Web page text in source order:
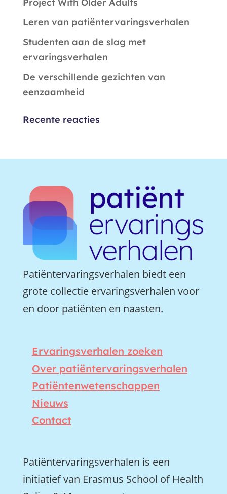
Project With Older Adults
Leren van patiëntervaringsverhalen
Studenten aan de slag met
ervaringsverhalen
De verschillende gezichten van
eenzaamheid
Recente reacties
Patiëntervaringsverhalen biedt een
grote collectie ervaringsverhalen voor
en door patiënten en naasten.
Ervaringsverhalen zoeken
Over patiëntervaringsverhalen
Patiëntenwetenschappen
Nieuws
Contact
Patiëntervaringsverhalen is een
initiatief van Erasmus School of Health